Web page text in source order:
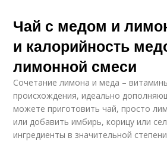
Чай с медом и
и калорийность
лимонной смеси
Сочетание лимона и меда –
происхождения, идеально
можете приготовить чай, просто
или добавить имбирь, корицу или
ингредиенты в значительной